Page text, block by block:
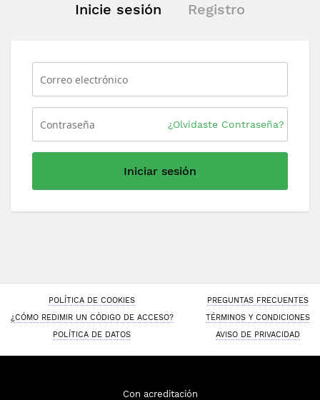
Inicie sesión Registro
¿Olvidaste Contraseña?
Iniciar sesión
POLÍTICA DE COOKIES
PREGUNTAS FRECUENTES
¿CÓMO REDIMIR UN CÓDIGO DE ACCESO?
TÉRMINOS Y CONDICIONES
POLÍTICA DE DATOS
AVISO DE PRIVACIDAD
Con acreditación